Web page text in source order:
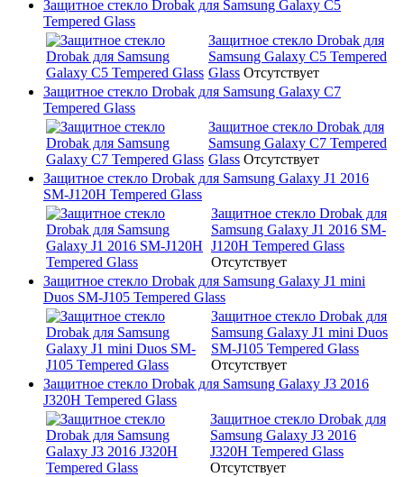
Защитное стекло Drobak для Samsung Galaxy C5
Tempered Glass
Защитное стекло Drobak для
Samsung Galaxy C5 Tempered
Glass Отсутствует
Защитное стекло Drobak для Samsung Galaxy C7
Tempered Glass
Защитное стекло Drobak для
Samsung Galaxy C7 Tempered
Glass Отсутствует
Защитное стекло Drobak для Samsung Galaxy J1 2016
SM-J120H Tempered Glass
Защитное стекло Drobak для
Samsung Galaxy J1 2016 SM-
J120H Tempered Glass
Отсутствует
Защитное стекло Drobak для Samsung Galaxy J1 mini
Duos SM-J105 Tempered Glass
Защитное стекло Drobak для
Samsung Galaxy J1 mini Duos
SM-J105 Tempered Glass
Отсутствует
Защитное стекло Drobak для Samsung Galaxy J3 2016
J320H Tempered Glass
Защитное стекло Drobak для
Samsung Galaxy J3 2016
J320H Tempered Glass
Отсутствует